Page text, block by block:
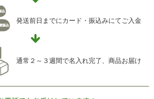
住所 ：大阪市中央区瓦屋町2-13-5
TEL ： 06-6763-5415
FAX ： 06-6763-0829
発送前日までにカード・振込みにてご入金
通常２～３週間で名入れ完了、商品お届け